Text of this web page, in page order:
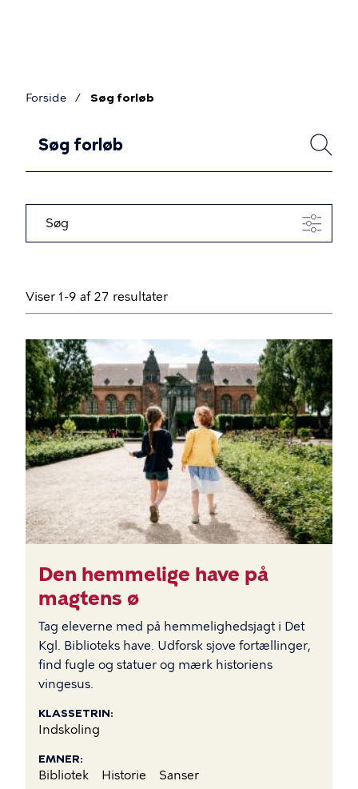
Forside Søg forløb
SØG
Søg
Viser 1-9 af 27 resultater
BILLEDE
Den hemmelige have på
magtens ø
Tag eleverne med på hemmelighedsjagt i Det
Kgl. Biblioteks have. Udforsk sjove fortællinger,
find fugle og statuer og mærk historiens
vingesus.
KLASSETRIN
Indskoling
EMNER
Bibliotek Historie Sanser